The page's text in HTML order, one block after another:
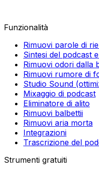
Funzionalità
Rimuovi parole di
Sintesi del podcast
Rimuovi odori dalla
Rimuovi rumore di
Studio Sound
Mixaggio di podcast
Eliminatore di alito
Rimuovi balbettii
Rimuovi aria morta
Integrazioni
Trascrizione del
Strumenti gratuiti